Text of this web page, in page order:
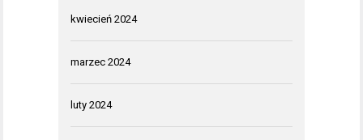
kwiecień 2024
marzec 2024
luty 2024